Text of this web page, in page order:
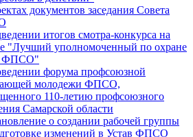
документов заседания Совета
итогов смотра-конкурса на
"Лучший уполномоченный по охране
ФПСО"
форума профсоюзной
молодежи ФПСО,
110-летию профсоюзного
Самарской области
о создании рабочей группы
изменений в Устав ФПСО